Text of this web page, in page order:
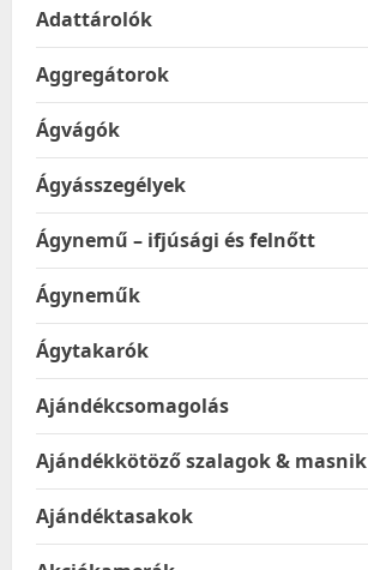
Adattárolók
Aggregátorok
Ágvágók
Ágyásszegélyek
Ágynemű – ifjúsági és felnőtt
Ágyneműk
Ágytakarók
Ajándékcsomagolás
Ajándékkötöző szalagok & masnik
Ajándéktasakok